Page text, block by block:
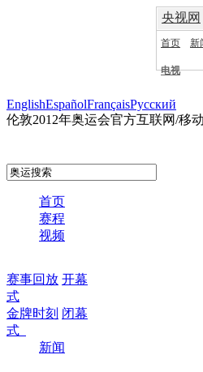
央视网
首页 新
电视
EnglishEspañolFrançaisPусский
伦敦2012年奥运会官方互联网/移
首页
赛程
视频
赛事回放 开幕
式
金牌时刻 闭幕
式
新闻